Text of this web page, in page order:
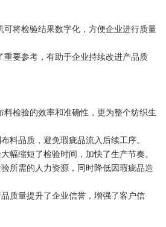
可将检验结果数字化，方便企业进行质量
重要参考，有助于企业持续改进产品质
料检验的效率和准确性，更为整个纺织生
料品质，避免瑕疵品流入后续工序。
幅缩短了检验时间，加快了生产节奏。
所需的人力资源，同时降低因瑕疵品造
质量提升了企业信誉，增强了客户信